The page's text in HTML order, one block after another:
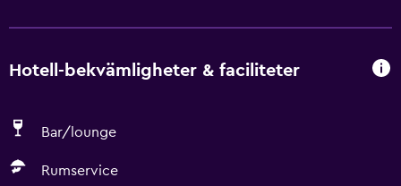
Hotell-bekvämligheter & faciliteter
Bar/lounge
Rumservice